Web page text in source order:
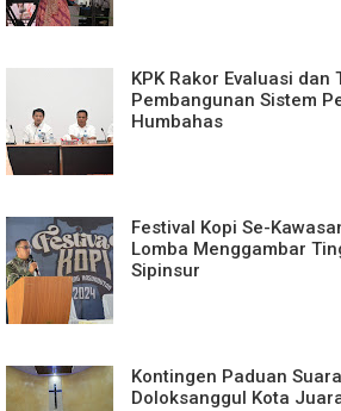
KPK Rakor Evaluasi
Pembangunan Sistem
Humbahas
Festival Kopi Se-
Lomba Menggambar
Sipinsur
Kontingen Paduan
Doloksanggul Kota